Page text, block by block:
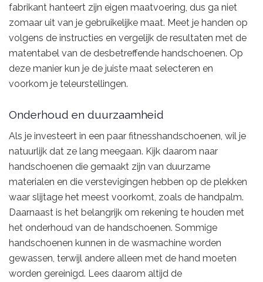
fabrikant hanteert zijn eigen maatvoering, dus ga niet
zomaar uit van je gebruikelijke maat. Meet je handen op
volgens de instructies en vergelijk de resultaten met de
matentabel van de desbetreffende handschoenen. Op
deze manier kun je de juiste maat selecteren en
voorkom je teleurstellingen.
Onderhoud en duurzaamheid
Als je investeert in een paar fitnesshandschoenen, wil je
natuurlijk dat ze lang meegaan. Kijk daarom naar
handschoenen die gemaakt zijn van duurzame
materialen en die verstevigingen hebben op de plekken
waar slijtage het meest voorkomt, zoals de handpalm.
Daarnaast is het belangrijk om rekening te houden met
het onderhoud van de handschoenen. Sommige
handschoenen kunnen in de wasmachine worden
gewassen, terwijl andere alleen met de hand moeten
worden gereinigd. Lees daarom altijd de